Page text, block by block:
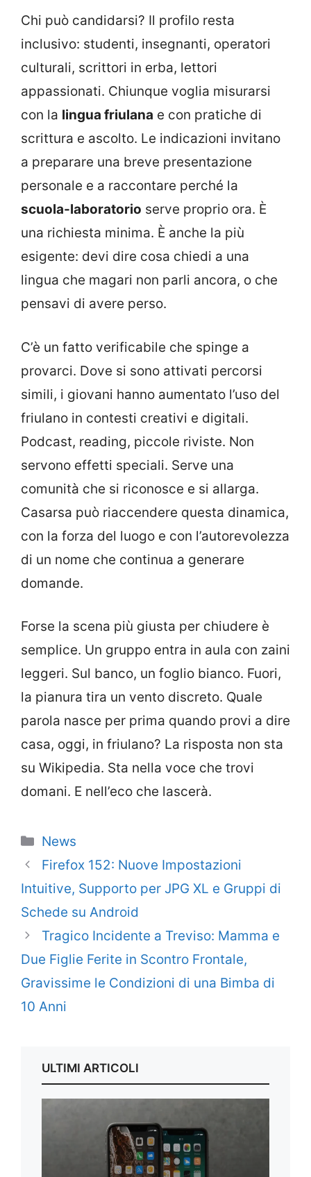
Chi può candidarsi? Il profilo resta
inclusivo: studenti, insegnanti, operatori
culturali, scrittori in erba, lettori
appassionati. Chiunque voglia misurarsi
con la lingua friulana e con pratiche di
scrittura e ascolto. Le indicazioni invitano
a preparare una breve presentazione
personale e a raccontare perché la
scuola-laboratorio serve proprio ora. È
una richiesta minima. È anche la più
esigente: devi dire cosa chiedi a una
lingua che magari non parli ancora, o che
pensavi di avere perso.
C’è un fatto verificabile che spinge a
provarci. Dove si sono attivati percorsi
simili, i giovani hanno aumentato l’uso del
friulano in contesti creativi e digitali.
Podcast, reading, piccole riviste. Non
servono effetti speciali. Serve una
comunità che si riconosce e si allarga.
Casarsa può riaccendere questa dinamica,
con la forza del luogo e con l’autorevolezza
di un nome che continua a generare
domande.
Forse la scena più giusta per chiudere è
semplice. Un gruppo entra in aula con zaini
leggeri. Sul banco, un foglio bianco. Fuori,
la pianura tira un vento discreto. Quale
parola nasce per prima quando provi a dire
casa, oggi, in friulano? La risposta non sta
su Wikipedia. Sta nella voce che trovi
domani. E nell’eco che lascerà.
Categorie
News
Firefox 152: Nuove Impostazioni
Intuitive, Supporto per JPG XL e Gruppi di
Schede su Android
Tragico Incidente a Treviso: Mamma e
Due Figlie Ferite in Scontro Frontale,
Gravissime le Condizioni di una Bimba di
10 Anni
ULTIMI ARTICOLI